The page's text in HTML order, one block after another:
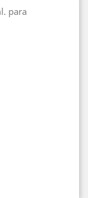
para